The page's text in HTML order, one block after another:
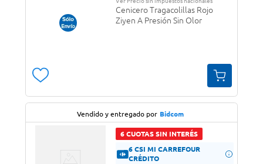
Cenicero Tragacolillas Rojo
Ziyen A Presión Sin Olor
Vendido y entregado por Bidcom
6 CUOTAS SIN INTERÉS
6 CSI MI CARREFOUR
CRÉDITO